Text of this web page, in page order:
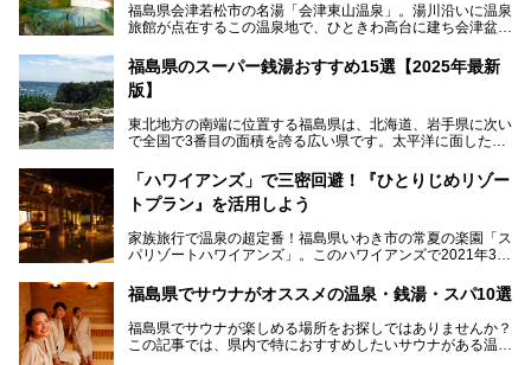
福島県会津若松市の名湯「会津東山温泉」。湯川沿いに温泉
旅館が点在するこの温泉地で、ひときわ高台に建ち会津盆地
ELS & RESORTSの「御宿東鳳」です。
大浴場は「宙の湯」「棚雲の湯」の2つ。いずれも素晴らし
の郷土料理など夕朝食の美味しさも評判。人気のこのお宿の
過ごし方を徹底紹介いたします。
───
提供元：オリックス・ホテルマネジメント株式会社【PR】
この記事は会津東山温泉 御宿東鳳のPR記事です。
福島県のスーパー銭湯おすすめ15選【2025年最新
版】
東北地方の南端に位置する福島県は、北海道、岩手県に次い
で全国で3番目の面積を誇る広い県です。太平洋に面した
る「中通り」、磐梯山や猪苗代湖、五色沼、尾瀬湿原などが
ある「会津地方」まで、変化に富んだ自然を楽しめるのが魅
力です。
も良好で、首都圏からの週末旅行先としても人気の福島県。
そんな福島県でチェックしておきたい、評判のスーパー銭湯
「ハワイアンズ」で三密回避！『ひとりじめリゾー
トプラン』を活用しよう
家族旅行で温泉の超定番！福島県いわき市の常夏の楽園「ス
パリゾートハワイアンズ」。このハワイアンズで2021年3月
く温泉編」をスタートしました。
子供と一緒に安心して温泉に行きたい、そんな方にお役立ち
のこのプランをはじめとして、ハワイアンズの「ひとりじめ
リゾートプラン」の魅力をご紹介します。
福島県でサウナがオススメの温泉・銭湯・スパ10選
福島県でサウナが楽しめる場所をお探しではありませんか？
この記事では、県内で特におすすめしたいサウナがある温泉